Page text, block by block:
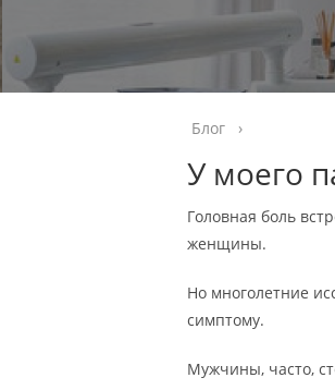
Блог ›
У моего
Головная боль
женщины.
Но многолетние
симптому.
Мужчины, часто,